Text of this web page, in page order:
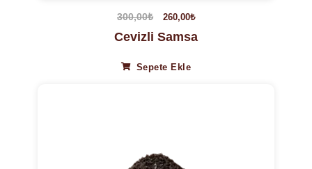
300,00₺ 260,00₺
Cevizli Samsa
Sepete Ekle